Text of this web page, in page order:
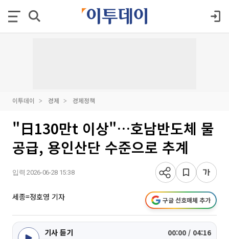
이투데이 경제 경제정책
"日130만t 이상"…호남반도체 물
공급, 용인산단 수준으로 추계
입력 2026-06-28 15:38
세종=정호영 기자 구글 선호매체 추가
기사 듣기 00:00 / 04:16